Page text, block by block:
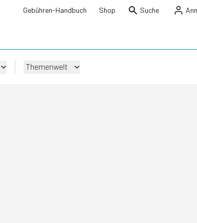
Gebühren-Handbuch Shop Suche
Themenwelt